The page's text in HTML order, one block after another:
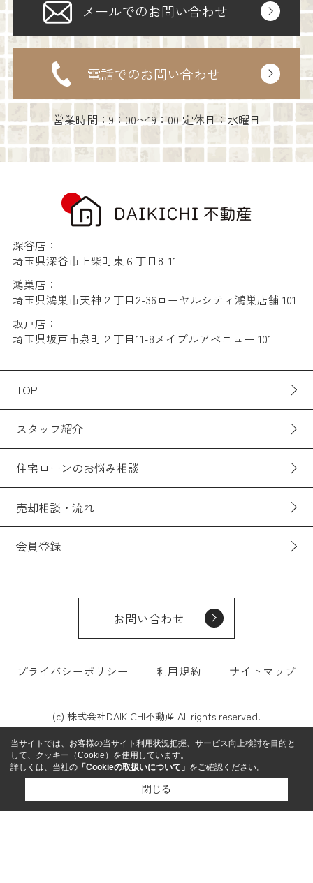
メールでのお問い合わせ
電話でのお問い合わせ
営業時間：9：00〜19：00 定休日：水曜日
深谷店：
埼玉県深谷市上柴町東６丁目8-11
鴻巣店：
埼玉県鴻巣市天神２丁目2-36ローヤルシティ鴻巣店舗 101
坂戸店：
埼玉県坂戸市泉町２丁目11-8メイプルアベニュー 101
TOP
スタッフ紹介
住宅ローンのお悩み相談
売却相談・流れ
会員登録
お問い合わせ
プライバシーポリシー 利用規約 サイトマップ
(c) 株式会社DAIKICHI不動産 All rights reserved.
当サイトでは、お客様の当サイト利用状況把握、サービス向上検討を目的と
して、クッキー（Cookie）を使用しています。
詳しくは、当社の 「Cookieの取扱いについて」 をご確認ください。
閉じる